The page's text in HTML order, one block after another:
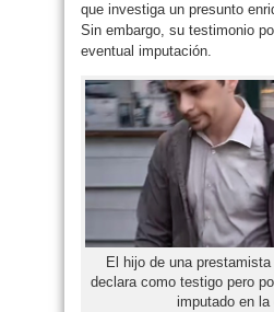
que investiga un presunto
Sin embargo, su testimonio
eventual imputación.
El hijo de una
declara como testigo pero
imputado en la